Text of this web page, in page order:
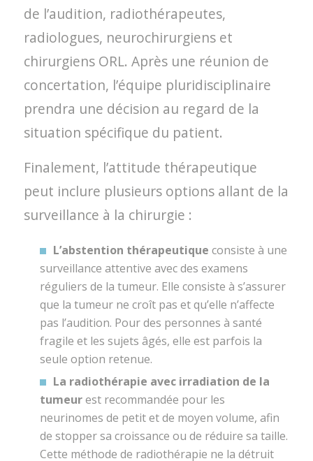
de l’audition, radiothérapeutes,
radiologues, neurochirurgiens et
chirurgiens ORL. Après une réunion de
concertation, l’équipe pluridisciplinaire
prendra une décision au regard de la
situation spécifique du patient.
Finalement, l’attitude thérapeutique
peut inclure plusieurs options allant de la
surveillance à la chirurgie :
L’abstention thérapeutique consiste à une
surveillance attentive avec des examens
réguliers de la tumeur. Elle consiste à s’assurer
que la tumeur ne croît pas et qu’elle n’affecte
pas l’audition. Pour des personnes à santé
fragile et les sujets âgés, elle est parfois la
seule option retenue.
La radiothérapie avec irradiation de la
tumeurest recommandée pour les
neurinomes de petit et de moyen volume, afin
de stopper sa croissance ou de réduire sa taille.
Cette méthode de radiothérapie ne la détruit